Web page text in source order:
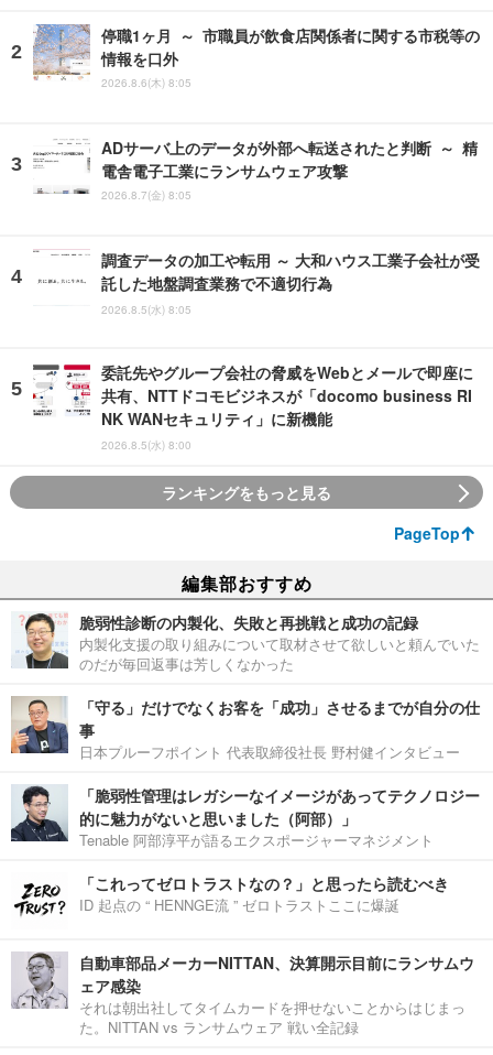
停職1ヶ月 ～ 市職員が飲食店関係者に関する市税等の
情報を口外
2026.8.6(木) 8:05
ADサーバ上のデータが外部へ転送されたと判断 ～ 精
電舎電子工業にランサムウェア攻撃
2026.8.7(金) 8:05
調査データの加工や転用 ～ 大和ハウス工業子会社が受
託した地盤調査業務で不適切行為
2026.8.5(水) 8:05
委託先やグループ会社の脅威をWebとメールで即座に
共有、NTTドコモビジネスが「docomo business RI
NK WANセキュリティ」に新機能
2026.8.5(水) 8:00
ランキングをもっと見る
PageTop
編集部おすすめ
脆弱性診断の内製化、失敗と再挑戦と成功の記録
内製化支援の取り組みについて取材させて欲しいと頼んでいた
のだが毎回返事は芳しくなかった
「守る」だけでなくお客を「成功」させるまでが自分の仕
事
日本プルーフポイント 代表取締役社長 野村健インタビュー
「脆弱性管理はレガシーなイメージがあってテクノロジー
的に魅力がないと思いました（阿部）」
Tenable 阿部淳平が語るエクスポージャーマネジメント
「これってゼロトラストなの？」と思ったら読むべき
ID 起点の “ HENNGE流 ” ゼロトラストここに爆誕
自動車部品メーカーNITTAN、決算開示目前にランサムウ
ェア感染
それは朝出社してタイムカードを押せないことからはじまっ
た。NITTAN vs ランサムウェア 戦い全記録